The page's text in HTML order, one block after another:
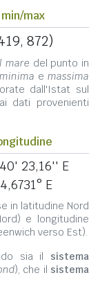
min/max
872)
mare del punto in
minima e massima
dall'Istat sul
dati provenienti
23,16'' E
E
in latitudine Nord
e longitudine
verso Est).
sia il sistema
), che il sistema